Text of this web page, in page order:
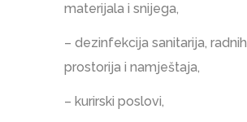
materijala i snijega,
– dezinfekcija sanitarija, radnih
prostorija i namještaja,
– kurirski poslovi,